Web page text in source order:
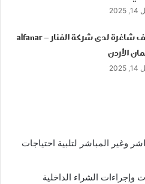
وظائف شاغرة لدى شركة الفنار – alfanar
الأردن
وغير المباشر لتلبية احتياجات
وإجراءات الشراء الداخلية